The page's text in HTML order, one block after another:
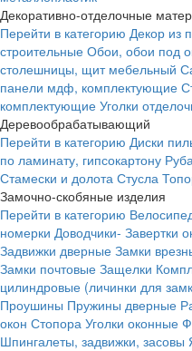
Декоративно-отделочные
Перейти в категорию Декор из
строительные Обои, обои под
столешницы, щит мебельный
панели мдф, комплектующие
комплектующие Уголки
Деревообрабатывающий
Перейти в категорию Диски
по ламинату, гипсокартону
Стамески и долота Стусла
Замочно-скобяные изделия
Перейти в категорию
номерки Доводчики- Завертки
Задвижки дверные Замки
Замки почтовые Защелки
цилиндровые (личинки для
Проушины Пружины дверные
окон Стопора Уголки оконные
Шпингалеты, задвижки, засовы